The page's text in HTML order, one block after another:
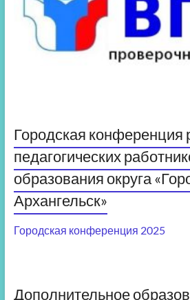
Городская конференция
педагогических
образования округа
Архангельск»
Городская конференция 2025
Дополнительное